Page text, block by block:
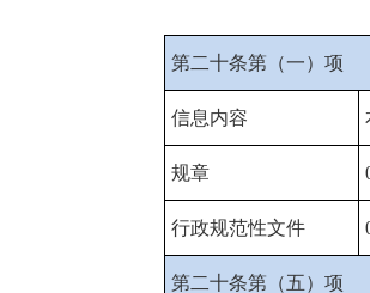
第二十条第（一）项
信息内容
规章
行政规范性文件
第二十条第（五）项